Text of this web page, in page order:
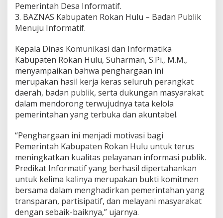
Pemerintah Desa Informatif.
3. BAZNAS Kabupaten Rokan Hulu – Badan Publik
Menuju Informatif.
Kepala Dinas Komunikasi dan Informatika
Kabupaten Rokan Hulu, Suharman, S.Pi., M.M.,
menyampaikan bahwa penghargaan ini
merupakan hasil kerja keras seluruh perangkat
daerah, badan publik, serta dukungan masyarakat
dalam mendorong terwujudnya tata kelola
pemerintahan yang terbuka dan akuntabel.
“Penghargaan ini menjadi motivasi bagi
Pemerintah Kabupaten Rokan Hulu untuk terus
meningkatkan kualitas pelayanan informasi publik.
Predikat Informatif yang berhasil dipertahankan
untuk kelima kalinya merupakan bukti komitmen
bersama dalam menghadirkan pemerintahan yang
transparan, partisipatif, dan melayani masyarakat
dengan sebaik-baiknya,” ujarnya.